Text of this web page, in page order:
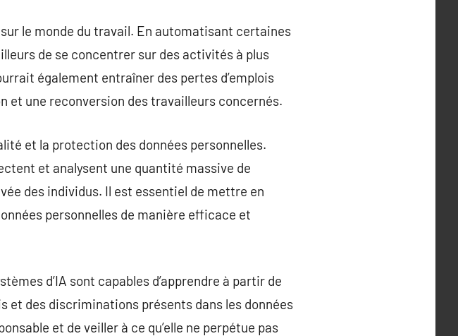
le monde du travail. En automatisant certaines
de se concentrer sur des activités à plus
également entraîner des pertes d’emplois
et une reconversion des travailleurs concernés.
et la protection des données personnelles.
et analysent une quantité massive de
des individus. Il est essentiel de mettre en
personnelles de manière efficace et
d’IA sont capables d’apprendre à partir de
et des discriminations présents dans les données
et de veiller à ce qu’elle ne perpétue pas